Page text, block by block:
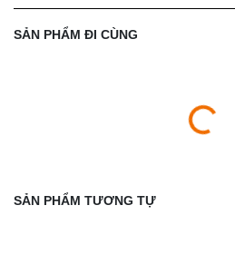
SẢN PHẨM ĐI CÙNG
SẢN PHẨM TƯƠNG TỰ